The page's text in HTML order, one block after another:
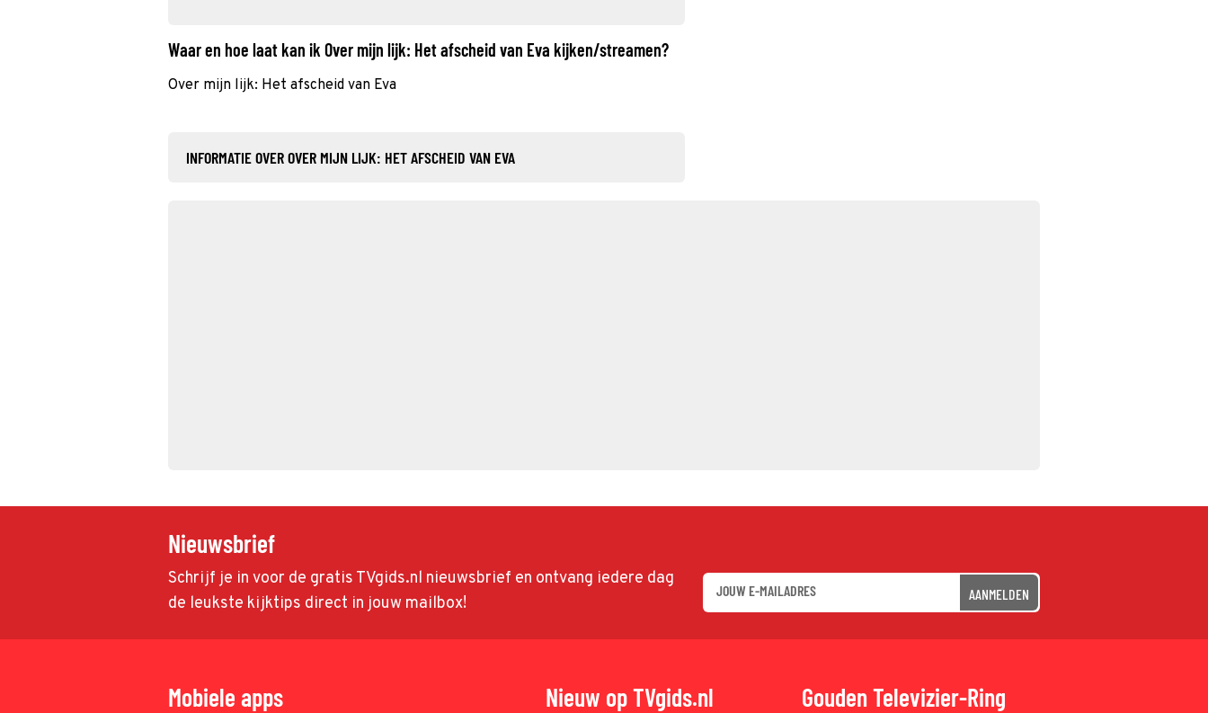
Waar en hoe laat kan ik Over mijn lijk: Het afscheid van Eva kijken/streamen?
Over mijn lijk: Het afscheid van Eva
INFORMATIE OVER OVER MIJN LIJK: HET AFSCHEID VAN EVA
Nieuwsbrief
Schrijf je in voor de gratis TVgids.nl nieuwsbrief en ontvang iedere dag
de leukste kijktips direct in jouw mailbox!
AANMELDEN
Mobiele apps Nieuw op TVgids.nl Gouden Televizier-Ring